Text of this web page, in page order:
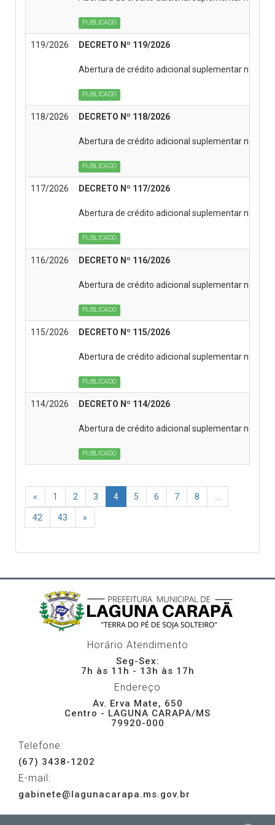
PUBLICADO
119/2026 DECRETO Nº 119/2026
Abertura de crédito adicional suplementar no
PUBLICADO
118/2026 DECRETO Nº 118/2026
Abertura de crédito adicional suplementar no
PUBLICADO
117/2026 DECRETO Nº 117/2026
Abertura de crédito adicional suplementar no
PUBLICADO
116/2026 DECRETO Nº 116/2026
Abertura de crédito adicional suplementar no
PUBLICADO
115/2026 DECRETO Nº 115/2026
Abertura de crédito adicional suplementar no
PUBLICADO
114/2026 DECRETO Nº 114/2026
Abertura de crédito adicional suplementar no
PUBLICADO
« 1 2 3 4 5 6 7 8
42 43 »
Horário Atendimento
Seg-Sex:
7h às 11h - 13h às 17h
Endereço
Av. Erva Mate, 650
Centro - LAGUNA CARAPA/MS
79920-000
Telefone:
(67) 3438-1202
E-mail:
gabinete@lagunacarapa.ms.gov.br